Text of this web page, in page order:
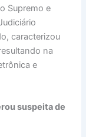
Supremo e
caracterizou
na
e
suspeita de